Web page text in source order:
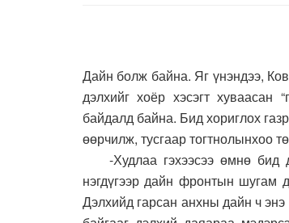
Дайн болж байна. Яг үнэндээ,
дэлхийг хоёр хэсэгт хуваасан
байдалд байна. Бид хориглох
өөрчилж, тусгаар тогтнолынхоо
-Худлаа гэхээсээ өмнө бид
нэгдүгээр дайн фронтын шугам
Дэлхийд гарсан анхны дайн ч